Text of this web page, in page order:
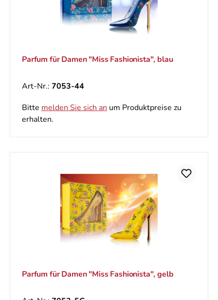
Parfum für Damen "Miss Fashionista", blau
Art-Nr.: 7053-44
Bitte melden Sie sich an um Produktpreise zu
erhalten.
Parfum für Damen "Miss Fashionista", gelb